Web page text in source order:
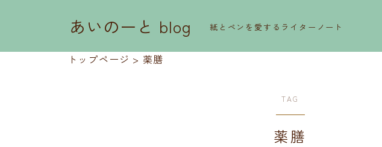
あいのーと blog 紙とペンを愛するライターノート
トップページ > 薬膳
TAG
薬膳